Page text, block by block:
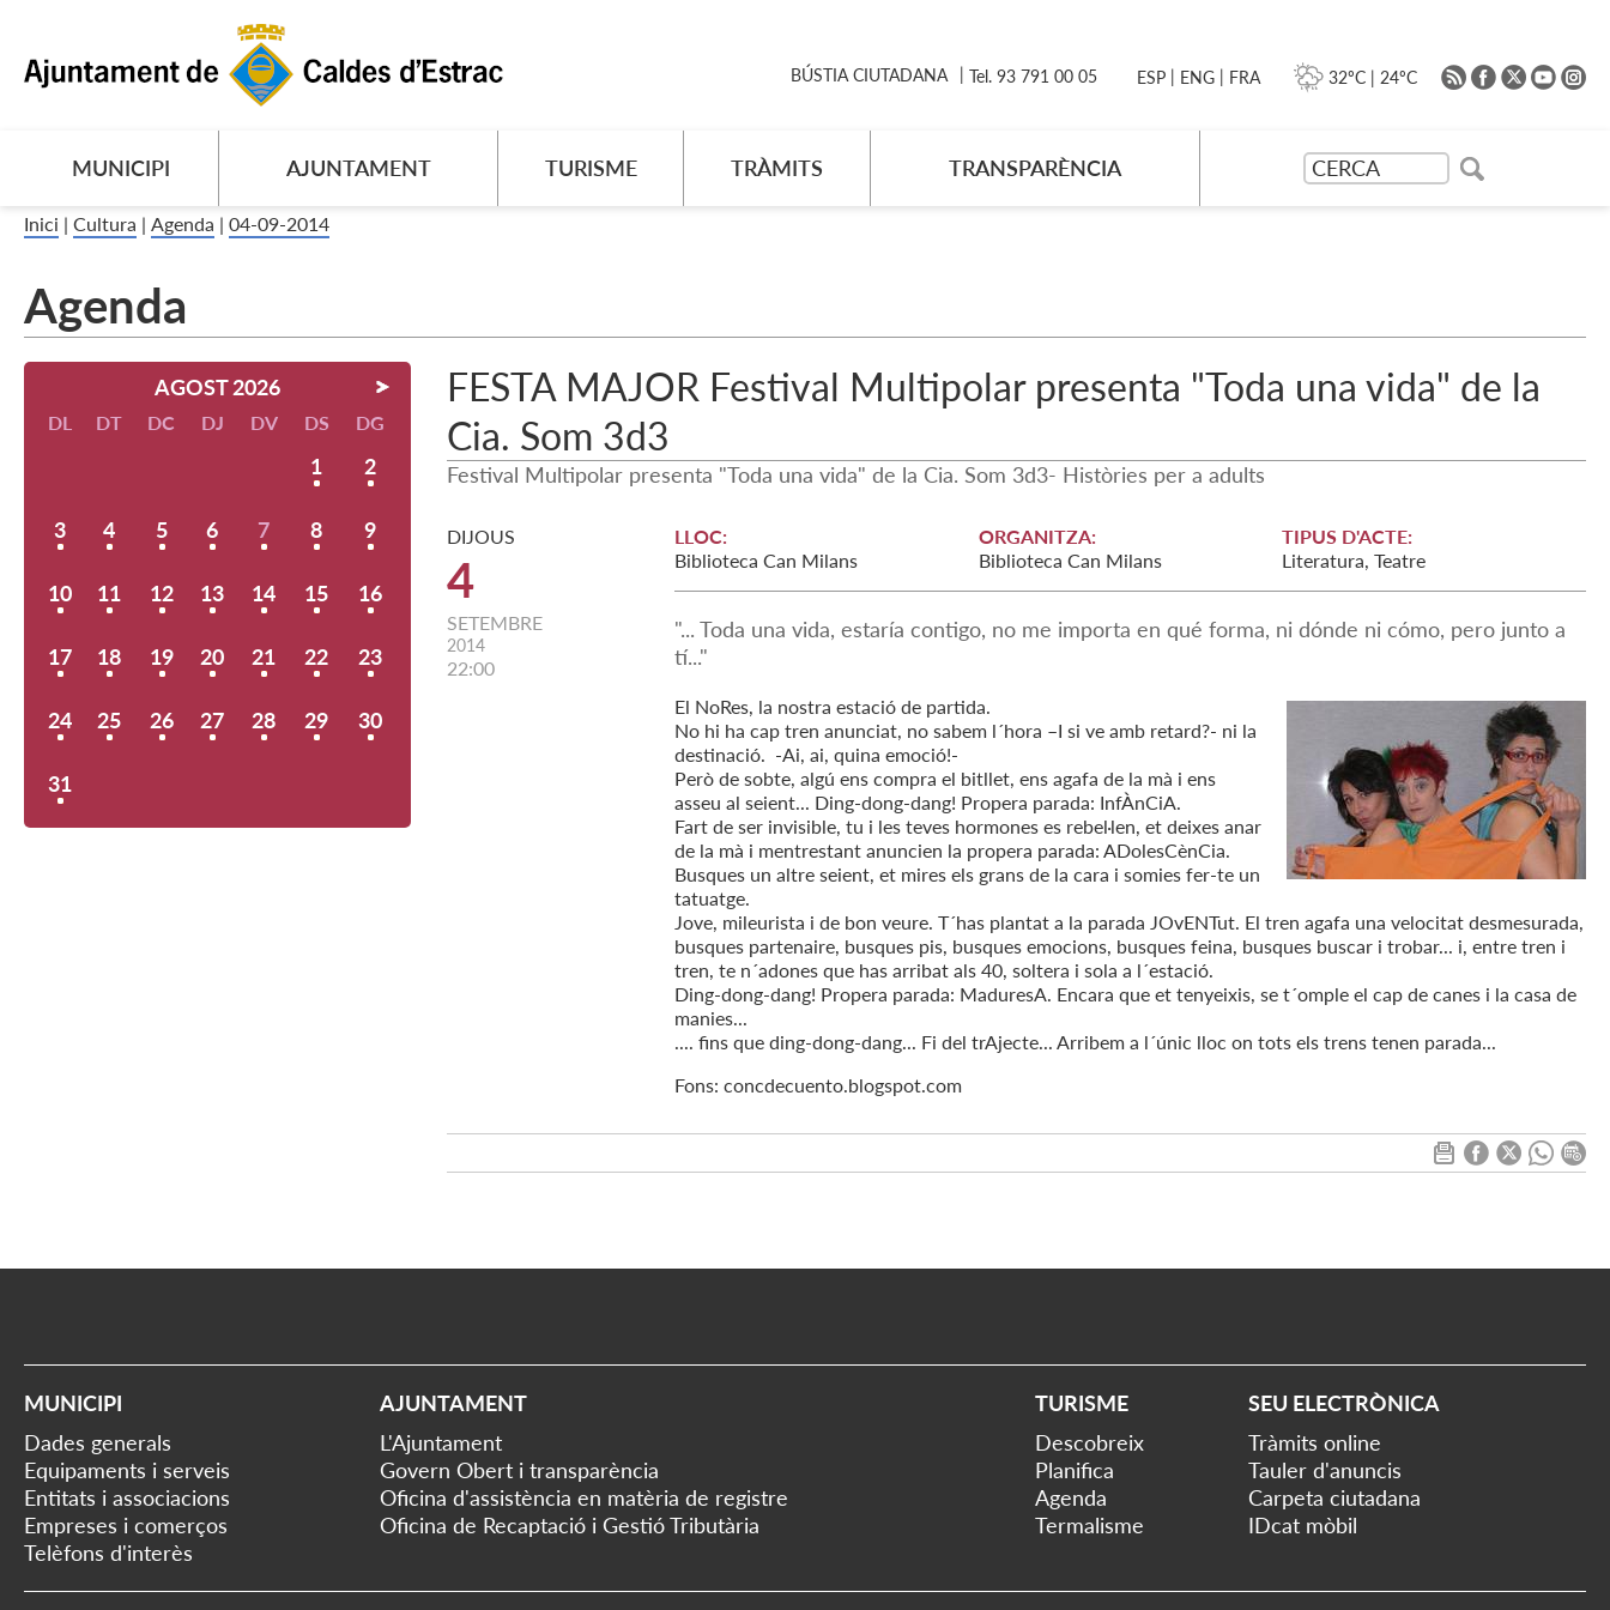
MUNICIPI AJUNTAMENT TURISME TRÀMITS TRANSPARÈNCIA
BÚSTIA CIUTADANA Tel. 93 791 00 05 ESP | ENG | FRA 32ºC | 24ºC
Inici | Cultura | Agenda | 04-09-2014
Agenda
AGOST 2026
DL DT DC DJ DV DS DG
1 2
3 4 5 6 7 8 9
10 11 12 13 14 15 16
17 18 19 20 21 22 23
24 25 26 27 28 29 30
31
FESTA MAJOR Festival Multipolar presenta "Toda una vida" de la
Cia. Som 3d3
Festival Multipolar presenta "Toda una vida" de la Cia. Som 3d3- Històries per a adults
DIJOUS
4
SETEMBRE
2014
22:00
LLOC:
Biblioteca Can Milans
ORGANITZA:
Biblioteca Can Milans
TIPUS D'ACTE:
Literatura, Teatre
"... Toda una vida, estaría contigo, no me importa en qué forma, ni dónde ni cómo, pero junto a
tí..."
El NoRes, la nostra estació de partida.
No hi ha cap tren anunciat, no sabem l´hora –I si ve amb retard?- ni la
destinació. -Ai, ai, quina emoció!-
Però de sobte, algú ens compra el bitllet, ens agafa de la mà i ens
asseu al seient... Ding-dong-dang! Propera parada: InfÀnCiA.
Fart de ser invisible, tu i les teves hormones es rebel·len, et deixes anar
de la mà i mentrestant anuncien la propera parada: ADolesCènCia.
Busques un altre seient, et mires els grans de la cara i somies fer-te un
tatuatge.
Jove, mileurista i de bon veure. T´has plantat a la parada JOvENTut. El tren agafa una velocitat desmesurada,
busques partenaire, busques pis, busques emocions, busques feina, busques buscar i trobar... i, entre tren i
tren, te n´adones que has arribat als 40, soltera i sola a l´estació.
Ding-dong-dang! Propera parada: MaduresA. Encara que et tenyeixis, se t´omple el cap de canes i la casa de
manies...
.... fins que ding-dong-dang... Fi del trAjecte... Arribem a l´únic lloc on tots els trens tenen parada...
Fons: concdecuento.blogspot.com
MUNICIPI
Dades generals
Equipaments i serveis
Entitats i associacions
Empreses i comerços
Telèfons d'interès
AJUNTAMENT
L'Ajuntament
Govern Obert i transparència
Oficina d'assistència en matèria de registre
Oficina de Recaptació i Gestió Tributària
TURISME
Descobreix
Planifica
Agenda
Termalisme
SEU ELECTRÒNICA
Tràmits online
Tauler d'anuncis
Carpeta ciutadana
IDcat mòbil